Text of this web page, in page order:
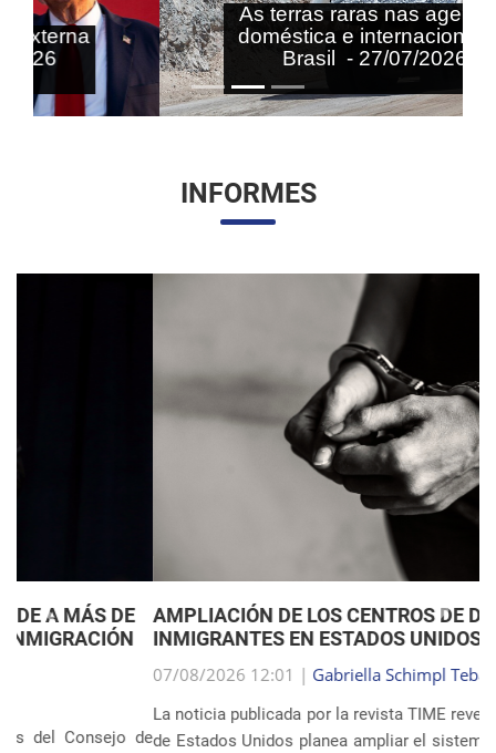
As terras raras nas agendas
doméstica e internacional do
Brasil - 27/07/2026
INFORMES
AMPLIACIÓN DE LOS CENTROS DE DETENCIÓN DE
INMIGRANTES EN ESTADOS UNIDOS
07/08/2026 12:01 |Gabriella Schimpl Tebar Anunciação
La noticia publicada por la revista TIME revela que el gobierno
de Estados Unidos planea ampliar el sistema de detención de
Anterior